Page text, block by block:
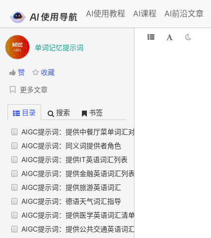
AI使用教程 AI课程 AI前沿文章
单词记忆提示词
赞 收藏
更多文章
目录 搜索 书签
AIGC提示词：提供中餐厅菜单词汇对照
AIGC提示词：同义词提供者角色
AIGC提示词：提供IT英语词汇列表
AIGC提示词：提供金融英语词汇列表
AIGC提示词：提供旅游英语词汇
AIGC提示词：德语天气词汇指导
AIGC提示词：提供医学英语词汇清单
AIGC提示词：提供公共交通英语词汇